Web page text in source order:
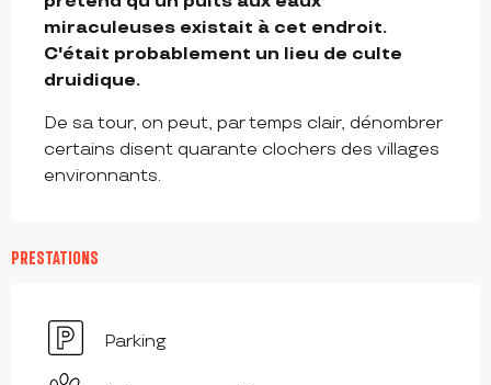
miraculeuses existait à cet endroit.
C'était probablement un lieu de culte
druidique.
De sa tour, on peut, par temps clair, dénombrer
certains disent quarante clochers des villages
environnants.
PRESTATIONS
Parking